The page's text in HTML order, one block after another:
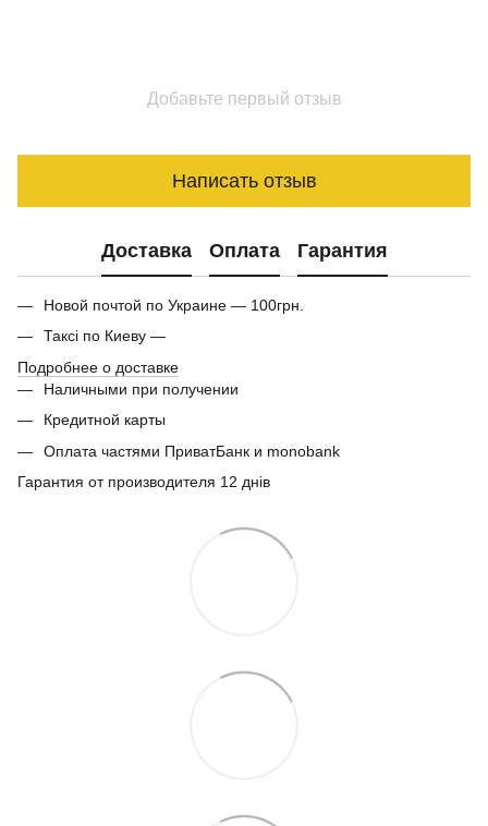
Добавьте первый отзыв
Написать отзыв
Доставка Оплата Гарантия
Новой почтой по Украине — 100грн.
Таксі по Киеву —
Подробнее о доставке
Наличными при получении
Кредитной карты
Оплата частями ПриватБанк и monobank
Гарантия от производителя 12 днів